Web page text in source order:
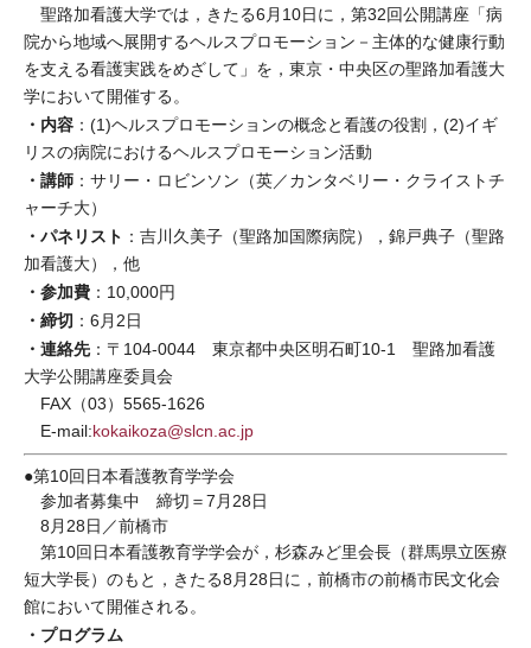
聖路加看護大学では，きたる6月10日に，第32回公開講座「病
院から地域へ展開するヘルスプロモーション－主体的な健康行動
を支える看護実践をめざして」を，東京・中央区の聖路加看護大
学において開催する。
・内容 ：(1)ヘルスプロモーションの概念と看護の役割，(2)イギ
リスの病院におけるヘルスプロモーション活動
・講師 ：サリー・ロビンソン（英／カンタベリー・クライストチ
ャーチ大）
・パネリスト ：吉川久美子（聖路加国際病院），錦戸典子（聖路
加看護大），他
・参加費 ：10,000円
・締切 ：6月2日
・連絡先：〒104-0044 東京都中央区明石町10-1 聖路加看護
大学公開講座委員会
FAX（03）5565-1626
E-mail:kokaikoza@slcn.ac.jp
●第10回日本看護教育学学会
参加者募集中 締切＝7月28日
8月28日／前橋市
第10回日本看護教育学学会が，杉森みど里会長（群馬県立医療
短大学長）のもと，きたる8月28日に，前橋市の前橋市民文化会
館において開催される。
・プログラム